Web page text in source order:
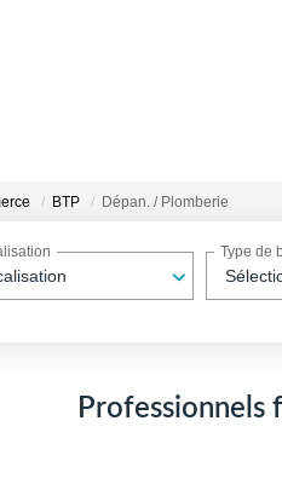
BTP Dépan. / Plomberie
Type de